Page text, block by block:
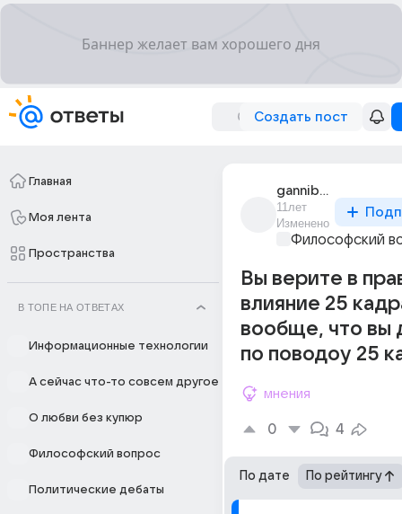
Создать пост
Главная
Моя лента
Пространства
В ТОПЕ НА ОТВЕТАХ
Информационные технологии
А сейчас что-то совсем другое
О любви без купюр
Философский вопрос
Политические дебаты
gannibal_lector
11лет
Изменено
Философский
Вы верите в
влияние 25
вообще, что вы
по поводоу 25
мнения
0 4
По дате По рейтингу